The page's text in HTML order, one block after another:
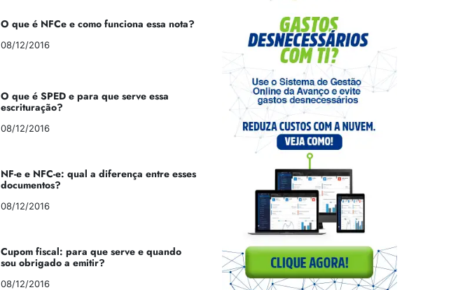
O que é NFCe e como funciona essa nota?
08/12/2016
O que é SPED e para que serve essa
escrituração?
08/12/2016
NF-e e NFC-e: qual a diferença entre esses
documentos?
08/12/2016
Cupom fiscal: para que serve e quando
sou obrigado a emitir?
08/12/2016